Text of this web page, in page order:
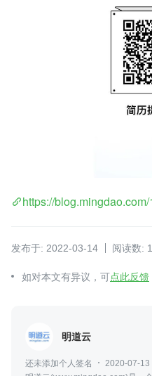
https://
发布于: 2022-03-14 阅读数:
如对本文有异议，可点此反馈
明道云
还未添加个人签名
2020-07-13